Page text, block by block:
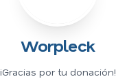
Worpleck
¡Gracias por tu donación!